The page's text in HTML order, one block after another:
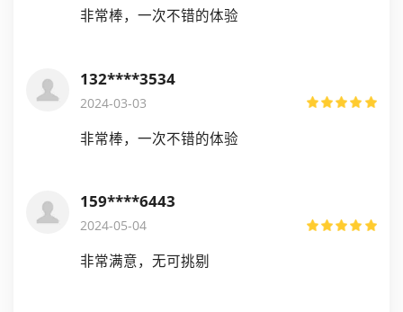
非常棒，一次不错的体验
132****3534
2024-03-03
非常棒，一次不错的体验
159****6443
2024-05-04
非常满意，无可挑剔